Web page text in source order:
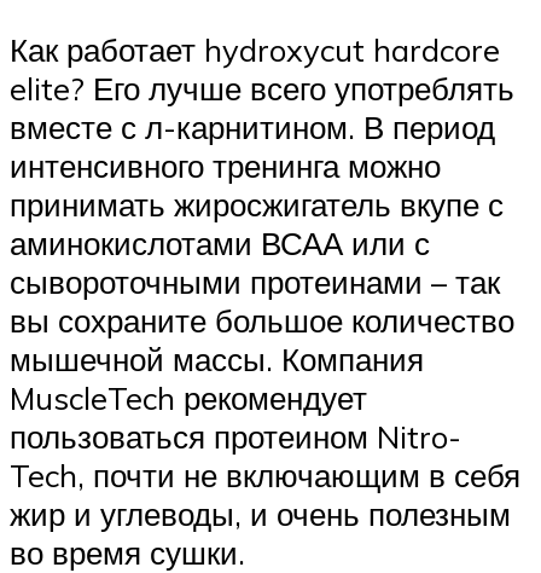
Как работает hydroxycut hardcore
elite? Его лучше всего употреблять
вместе с л-карнитином. В период
интенсивного тренинга можно
принимать жиросжигатель вкупе с
аминокислотами ВСАА или с
сывороточными протеинами – так
вы сохраните большое количество
мышечной массы. Компания
MuscleTech рекомендует
пользоваться протеином Nitro-
Tech, почти не включающим в себя
жир и углеводы, и очень полезным
во время сушки.